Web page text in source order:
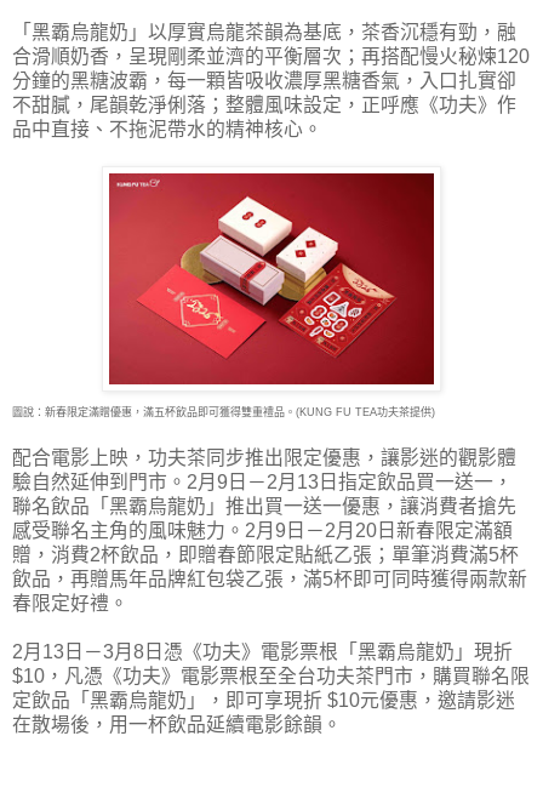
「黑霸烏龍奶」以厚實烏龍茶韻為基底，茶香沉穩有勁，融
合滑順奶香，呈現剛柔並濟的平衡層次；再搭配慢火秘煉120
分鐘的黑糖波霸，每一顆皆吸收濃厚黑糖香氣，入口扎實卻
不甜膩，尾韻乾淨俐落；整體風味設定，正呼應《功夫》作
品中直接、不拖泥帶水的精神核心。
圖說：新春限定滿贈優惠，滿五杯飲品即可獲得雙重禮品。(KUNG FU TEA功夫茶提供)
配合電影上映，功夫茶同步推出限定優惠，讓影迷的觀影體
驗自然延伸到門市。2月9日－2月13日指定飲品買一送一，
聯名飲品「黑霸烏龍奶」推出買一送一優惠，讓消費者搶先
感受聯名主角的風味魅力。2月9日－2月20日新春限定滿額
贈，消費2杯飲品，即贈春節限定貼紙乙張；單筆消費滿5杯
飲品，再贈馬年品牌紅包袋乙張，滿5杯即可同時獲得兩款新
春限定好禮。
2月13日－3月8日憑《功夫》電影票根「黑霸烏龍奶」現折
$10，凡憑《功夫》電影票根至全台功夫茶門市，購買聯名限
定飲品「黑霸烏龍奶」，即可享現折 $10元優惠，邀請影迷
在散場後，用一杯飲品延續電影餘韻。